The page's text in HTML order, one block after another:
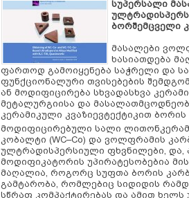
სუპერსალი
ბორშემცველი
მასალები
ხასიათდება
ფართოდ გამოიყენება საჭრელი და
ფუნქციონალური თვისებების
ან მოდიფიცირება სხვადასხვა
მეტალურგიისა და
კერამიკული კვაზიევტექტიკით
მოდიფიცირებული სალი
კობალტი (WC–Co) და ვოლფრამის
ულტრადისპერსიული ფხვნილები, და,
მოდიფიკატორის უპირატესობებია
მაღალია, როგორც სუფთა ბორის
გამტარობა, რომლებიც სიდიდის
სწრაფ კომპაქტირებას და ამით ხელს